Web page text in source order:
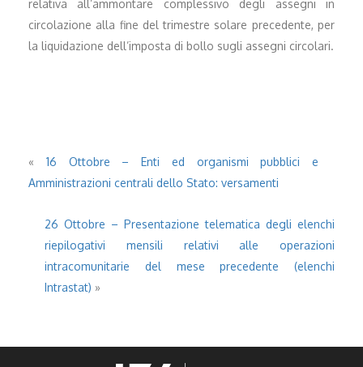
relativa all’ammontare complessivo degli assegni in
circolazione alla fine del trimestre solare precedente, per
la liquidazione dell’imposta di bollo sugli assegni circolari.
« 16 Ottobre – Enti ed organismi pubblici e
Amministrazioni centrali dello Stato: versamenti
26 Ottobre – Presentazione telematica degli elenchi
riepilogativi mensili relativi alle operazioni
intracomunitarie del mese precedente (elenchi
Intrastat) »